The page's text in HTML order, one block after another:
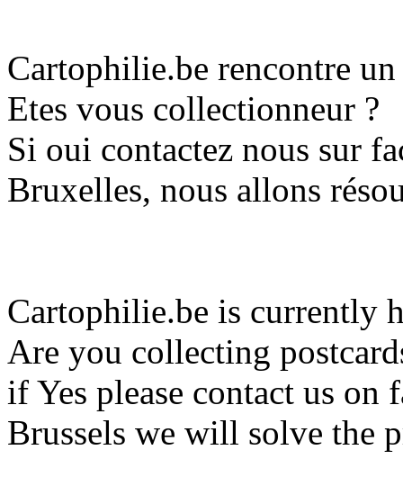
Cartophilie.be rencontre
Etes vous collectionneur ?
Si oui contactez nous sur
Bruxelles, nous allons
Cartophilie.be is currently
Are you collecting
if Yes please contact us
Brussels we will solve the